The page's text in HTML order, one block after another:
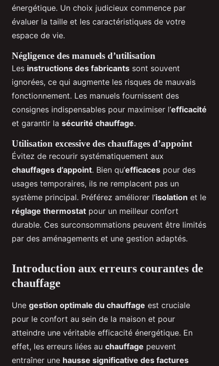
énergétique. Un choix judicieux commence par
évaluer la taille et les caractéristiques de votre
espace de vie.
Négligence des manuels d’utilisation
Les instructions des fabricants sont souvent
ignorées, ce qui augmente les risques de mauvais
fonctionnement. Les manuels fournissent des
consignes indispensables pour maximiser l’efficacité
et garantir la sécurité chauffage.
Utilisation excessive des chauffages d’appoint
Évitez de recourir systématiquement aux
chauffages d’appoint. Bien qu’efficaces pour des
usages temporaires, ils ne remplacent pas un
système principal. Préférez améliorer l’isolation et le
réglage thermostat pour un meilleur confort
durable. Ces surconsommations peuvent être limités
par des aménagements et une gestion adaptés.
Introduction aux erreurs courantes de
chauffage
Une gestion optimale du chauffage est cruciale
pour le confort au sein de la maison et pour
atteindre une véritable efficacité énergétique. En
effet, les erreurs liées au chauffage peuvent
entraîner une hausse significative des factures